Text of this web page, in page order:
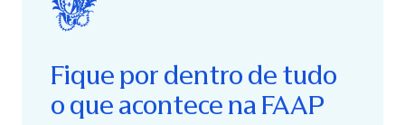
Fique por dentro de tudo
o que acontece na FAAP